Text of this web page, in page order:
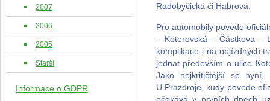
Radobyčická či Habrová.
Pro automobily povede
– Koterovská – Částkova –
komplikace i na objízdných
jednat především o ulice
Jako nejkritičtější se nyní,
U Prazdroje, kudy povede
2007
2006
2005
Starší
Informace o GDPR